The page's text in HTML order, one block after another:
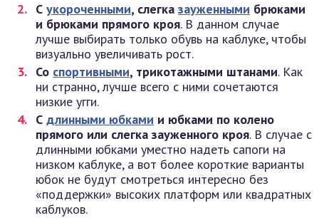
С укороченными, слегка зауженными брюками
и брюками прямого кроя. В данном случае
лучше выбирать только обувь на каблуке, чтобы
визуально увеличивать рост.
Со спортивными, трикотажными штанами. Как
ни странно, лучше всего с ними сочетаются
низкие угги.
С длинными юбками и юбками по колено
прямого или слегка зауженного кроя. В случае с
длинными юбками уместно надеть сапоги на
низком каблуке, а вот более короткие варианты
юбок не будут смотреться интересно без
«поддержки» высоких платформ или квадратных
каблуков.